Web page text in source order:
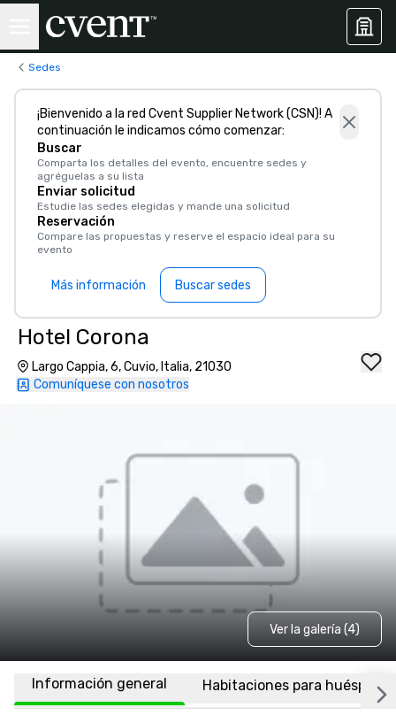
Sedes
¡Bienvenido a la red Cvent Supplier Network (CSN)! A
continuación le indicamos cómo comenzar:
Buscar
Comparta los detalles del evento, encuentre sedes y
agréguelas a su lista
Enviar solicitud
Estudie las sedes elegidas y mande una solicitud
Reservación
Compare las propuestas y reserve el espacio ideal para su
evento
Más información Buscar sedes
Hotel Corona
Largo Cappia, 6, Cuvio, Italia, 21030
Comuníquese con nosotros
Ver la galería (4)
Información general Habitaciones para